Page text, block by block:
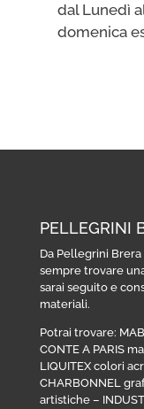
dal Lunedì
domenica
PELLEGRINI
Da Pellegrini
sempre trovare
sarai seguito e
materiali.
Potrai trovare:
CONTE A PARIS
LIQUITEX colori
CHARBONNEL
artistiche–